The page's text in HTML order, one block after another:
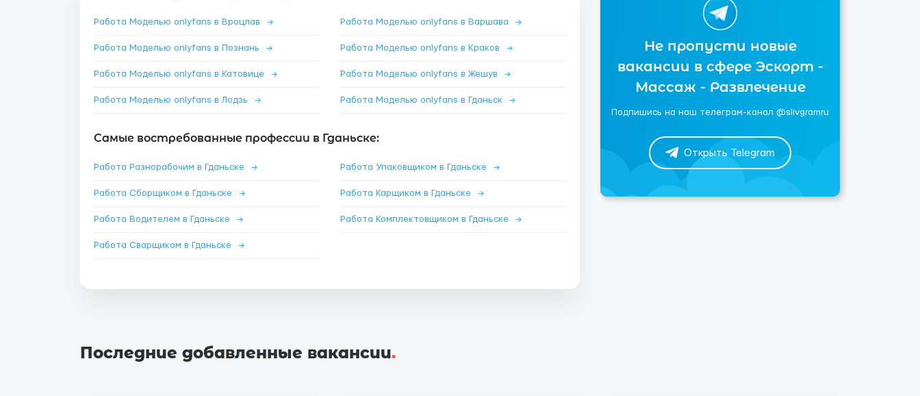
Работа Моделью onlyfans в Вроцлав → Работа Моделью onlyfans в Варшава →
Работа Моделью onlyfans в Познань → Работа Моделью onlyfans в Краков →
Работа Моделью onlyfans в Катовице → Работа Моделью onlyfans в Жешув →
Работа Моделью onlyfans в Лодзь → Работа Моделью onlyfans в Гданьск →
Самые востребованные профессии в Гданьске:
Работа Разнорабочим в Гданьске → Работа Упаковщиком в Гданьске →
Работа Сборщиком в Гданьске → Работа Карщиком в Гданьске →
Работа Водителем в Гданьске → Работа Комплектовщиком в Гданьске →
Работа Сварщиком в Гданьске →
Не пропусти новые
вакансии в сфере Эскорт -
Массаж - Развлечение
Подпишись на наш телеграм-канал @slivgramru
Открыть Telegram
Последние добавленные вакансии.